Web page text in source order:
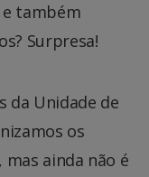
também
Surpresa!
da Unidade de
os
ainda não é